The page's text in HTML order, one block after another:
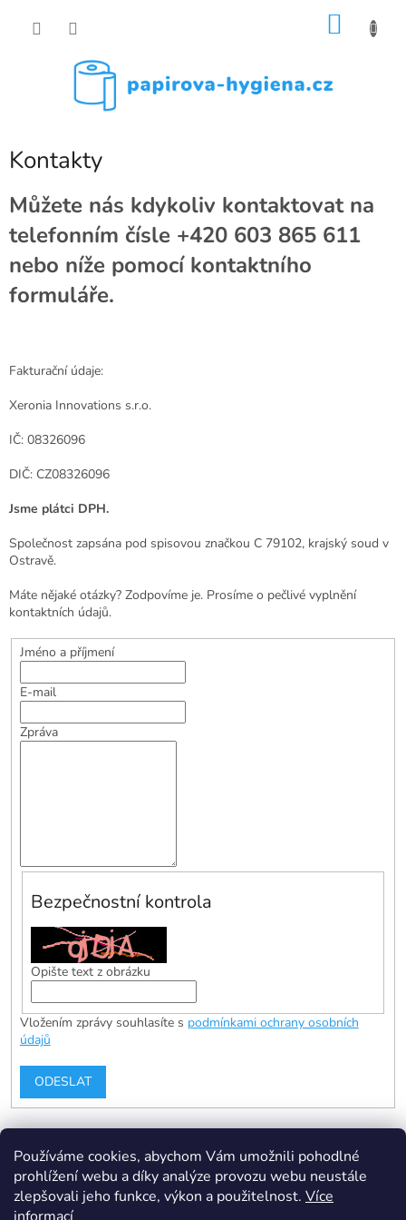
Používáme cookies, abychom Vám umožnili pohodlné
prohlížení webu a díky analýze provozu webu neustále
zlepšovali jeho funkce, výkon a použitelnost. Více
Kontakty
Můžete nás kdykoliv kontaktovat na
telefonním čísle +420 603 865 611
nebo níže pomocí kontaktního
formuláře.
Fakturační údaje:
Xeronia Innovations s.r.o.
IČ: 08326096
DIČ: CZ08326096
Jsme plátci DPH.
Společnost zapsána pod spisovou značkou C 79102, krajský soud v
Ostravě.
Máte nějaké otázky? Zodpovíme je. Prosíme o pečlivé vyplnění
kontaktních údajů.
Jméno a příjmení
E-mail
Zpráva
Bezpečnostní kontrola
Opište text z obrázku
Vložením zprávy souhlasíte s podmínkami ochrany osobních
údajů
ODESLAT
Z